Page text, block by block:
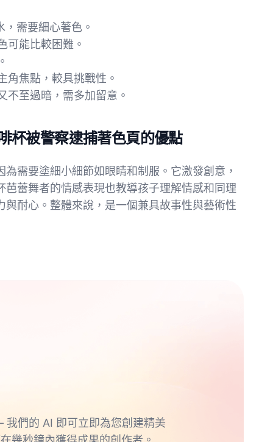
需要細心著色。
可能比較困難。
角焦點，較具挑戰性。
不至過暗，需多加留意。
杯被警察逮捕著色頁的優點
需要塗細小細節如眼睛和制服。它激發創意，
蕾舞者的情感表現也教導孩子理解情感和同理
耐心。整體來說，是一個兼具故事性與藝術性
們的 AI 即可立即為您創建精美